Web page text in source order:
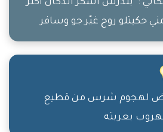
: "بئدرش أسكّر الدُكان أكتر
حكيتلو روح غيّر جو وسافر
يومين رجعت شفته حامل
عمره بالشغل، والدنيا ما
عروستك؟ قال: خلّيتها
لهجوم شرس من قطيع
بعربته